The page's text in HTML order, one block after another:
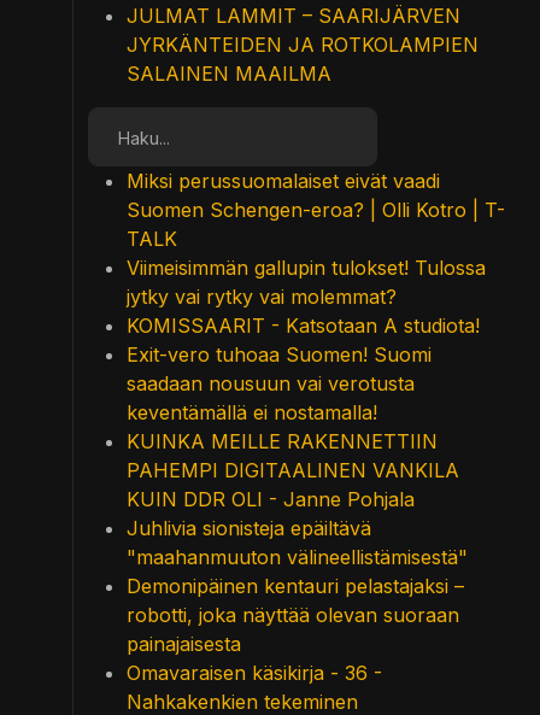
JULMAT LAMMIT – SAARIJÄRVEN
JYRKÄNTEIDEN JA ROTKOLAMPIEN
SALAINEN MAAILMA
Miksi perussuomalaiset eivät vaadi
Suomen Schengen-eroa? | Olli Kotro | T-
TALK
Viimeisimmän gallupin tulokset! Tulossa
jytky vai rytky vai molemmat?
KOMISSAARIT - Katsotaan A studiota!
Exit-vero tuhoaa Suomen! Suomi
saadaan nousuun vai verotusta
keventämällä ei nostamalla!
KUINKA MEILLE RAKENNETTIIN
PAHEMPI DIGITAALINEN VANKILA
KUIN DDR OLI - Janne Pohjala
Juhlivia sionisteja epäiltävä
"maahanmuuton välineellistämisestä"
Demonipäinen kentauri pelastajaksi –
robotti, joka näyttää olevan suoraan
painajaisesta
Omavaraisen käsikirja - 36 -
Nahkakenkien tekeminen